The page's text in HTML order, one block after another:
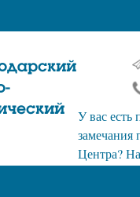
У вас есть
замечания
Центра?